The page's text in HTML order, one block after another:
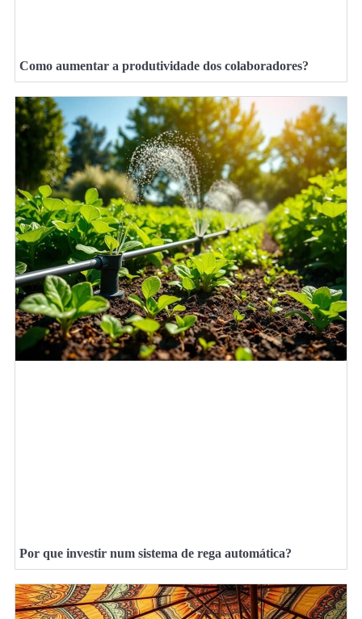
Como aumentar a produtividade dos colaboradores?
Por que investir num sistema de rega automática?